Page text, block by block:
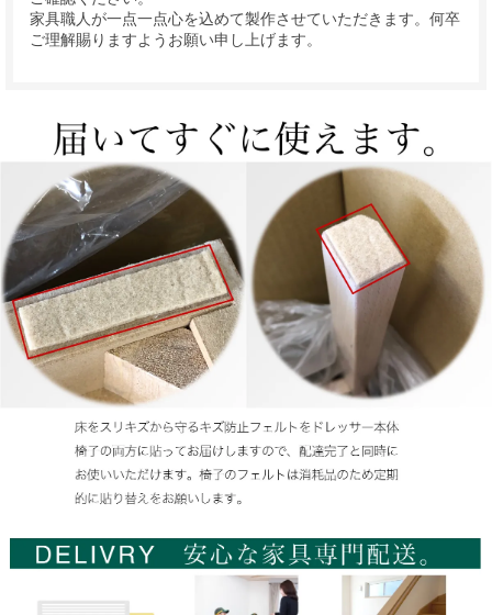
家具職人が一点一点心を込めて製作させていただきます。何卒
ご理解賜りますようお願い申し上げます。